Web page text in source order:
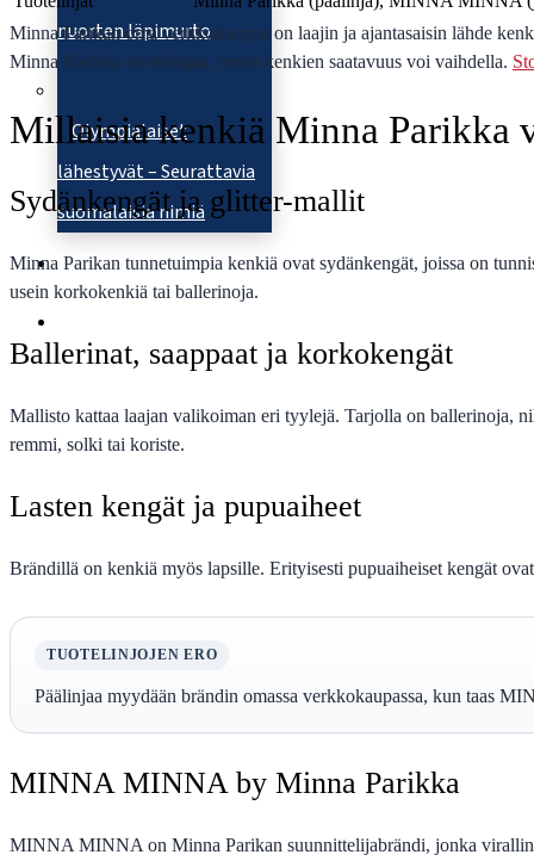
nuorten läpimurto
Olympialaiset
lähestyvät – Seurattavia
suomalaisia nimiä
Tietoa meistä
Minna Parikan oma verkkokauppa on laajin ja ajantasaisin lähde
Minna Parikka -tuotelinjaa, mutta kenkien saatavuus voi vaihdella.
Millaisia kenkiä Minna Parikka
Sydänkengät ja glitter-mallit
Minna Parikan tunnetuimpia kenkiä ovat sydänkengät, joissa on
usein korkokenkiä tai ballerinoja.
Ballerinat, saappaat ja korkokengät
Mallisto kattaa laajan valikoiman eri tyylejä. Tarjolla on ballerinoja,
remmi, solki tai koriste.
Lasten kengät ja pupuaiheet
Brändillä on kenkiä myös lapsille. Erityisesti pupuaiheiset kengät
TUOTELINJOJEN ERO
Päälinjaa myydään brändin omassa verkkokaupassa, kun taas
MINNA MINNA by Minna Parikka
MINNA MINNA on Minna Parikan suunnittelijabrändi, jonka